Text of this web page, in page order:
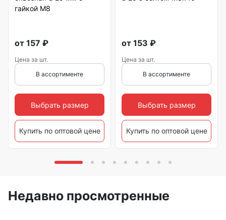
гайкой М8
от 157 ₽
Цена за шт.
В ассортименте
Выбрать размер
Купить по оптовой цене
от 153 ₽
Цена за шт.
В ассортименте
Выбрать размер
Купить по оптовой цене
Недавно просмотренные